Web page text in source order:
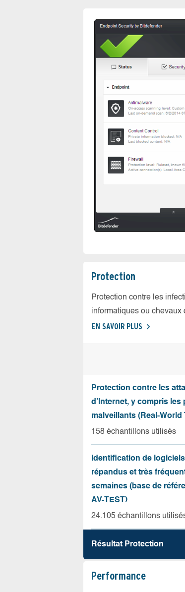
Protection
Protection contre les
informatiques ou chevaux
EN SAVOIR PLUS
Protection contre les
d’Internet, y compris les
malveillants (Real-World
158 échantillons utilisés
Identification de
répandus et très
semaines (base de
AV-TEST)
24.105 échantillons
Résultat Protection
Performance